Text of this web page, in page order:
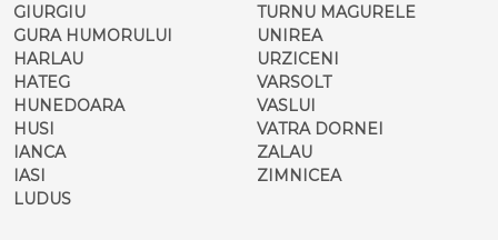
GIURGIU
GURA HUMORULUI
HARLAU
HATEG
HUNEDOARA
HUSI
IANCA
IASI
LUDUS
TURNU MAGURELE
UNIREA
URZICENI
VARSOLT
VASLUI
VATRA DORNEI
ZALAU
ZIMNICEA